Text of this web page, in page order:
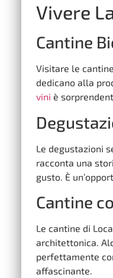
Vivere
Cantine
Visitare le
dedicano alla
vini è
Le degustazioni
racconta una
gusto. È
Cantine
Le cantine di
architettonica.
perfettamente
affascinante.